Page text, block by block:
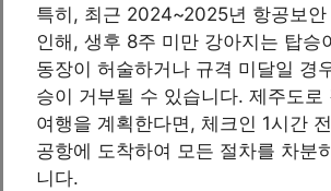
특히, 최근 2024~2025년 항공보안
인해, 생후 8주 미만 강아지는 탑승
동장이 허술하거나 규격 미달일 경
승이 거부될 수 있습니다. 제주도로
여행을 계획한다면, 체크인 1시간
공항에 도착하여 모든 절차를 차분
니다.